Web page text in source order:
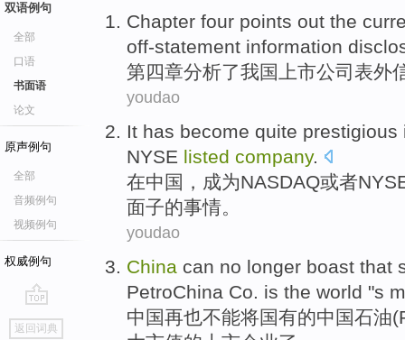
双语例句
全部
口语
书面语
论文
原声例句
全部
音频例句
视频例句
权威例句
go
返回词典
Chapter four points out the
off-statement information
第四章分析了我国 上市公司 表外
youdao
It has become quite prestigious
NYSE listed company.
在中国 ， 成为NASDAQ或者
面子的事情。
youdao
China can no longer boast that
PetroChina Co. is the world "s
中国再也不能将国有的中国石油(